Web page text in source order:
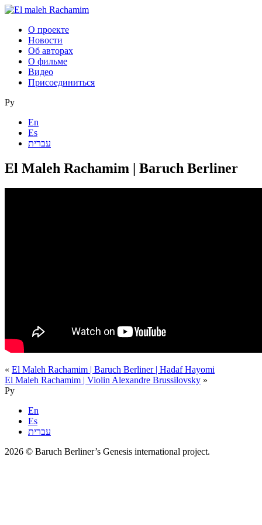
О проекте
Новости
Об авторах
О фильме
Видео
Присоединиться
Ру
En
Es
עברית
El Maleh Rachamim | Baruch Berliner
« El Maleh Rachamim | Baruch Berliner | Hadaf Hayomi
El Maleh Rachamim | Violin Alexandre Brussilovsky »
Ру
En
Es
עברית
2026 © Baruch Berliner’s Genesis international project.